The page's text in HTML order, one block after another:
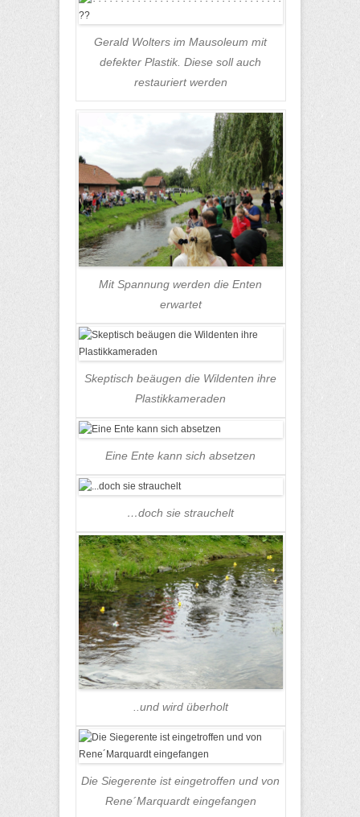
Gerald Wolters im Mausoleum mit
defekter Plastik. Diese soll auch
restauriert werden
Mit Spannung werden die Enten
erwartet
Skeptisch beäugen die Wildenten ihre
Plastikkameraden
Eine Ente kann sich absetzen
…doch sie strauchelt
..und wird überholt
Die Siegerente ist eingetroffen und von
Rene´Marquardt eingefangen